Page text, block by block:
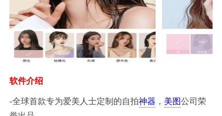
软件介绍
-全球首款专为爱美人士定制的自拍神器 ， 美图公司荣